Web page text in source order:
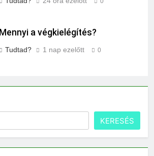
Mennyi a végkielégítés?
Tudtad? 1 nap ezelőtt 0
KERESÉS